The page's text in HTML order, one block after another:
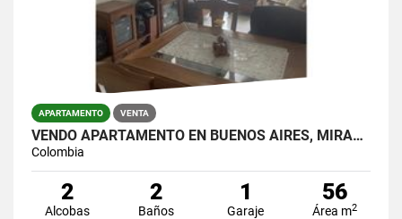
APARTAMENTO VENTA
VENDO APARTAMENTO EN BUENOS AIRES, MIRAFLORES.
Colombia
2
Alcobas
2
Baños
1
Garaje
56
Área m2